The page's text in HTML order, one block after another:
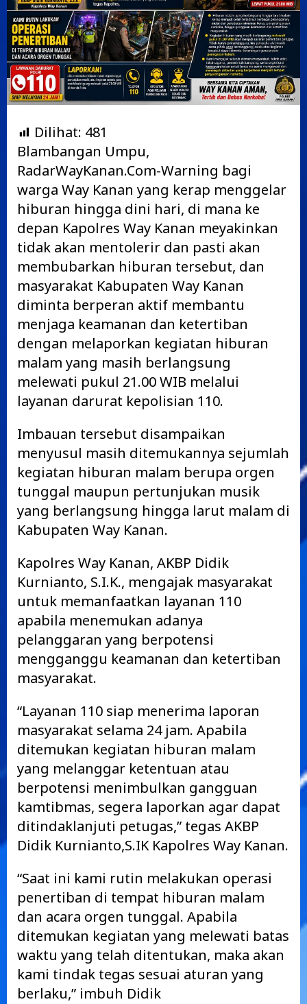
Dilihat: 481
Blambangan Umpu,
RadarWayKanan.Com-Warning bagi
warga Way Kanan yang kerap menggelar
hiburan hingga dini hari, di mana ke
depan Kapolres Way Kanan meyakinkan
tidak akan mentolerir dan pasti akan
membubarkan hiburan tersebut, dan
masyarakat Kabupaten Way Kanan
diminta berperan aktif membantu
menjaga keamanan dan ketertiban
dengan melaporkan kegiatan hiburan
malam yang masih berlangsung
melewati pukul 21.00 WIB melalui
layanan darurat kepolisian 110.
Imbauan tersebut disampaikan
menyusul masih ditemukannya sejumlah
kegiatan hiburan malam berupa orgen
tunggal maupun pertunjukan musik
yang berlangsung hingga larut malam di
Kabupaten Way Kanan.
Kapolres Way Kanan, AKBP Didik
Kurnianto, S.I.K., mengajak masyarakat
untuk memanfaatkan layanan 110
apabila menemukan adanya
pelanggaran yang berpotensi
mengganggu keamanan dan ketertiban
masyarakat.
“Layanan 110 siap menerima laporan
masyarakat selama 24 jam. Apabila
ditemukan kegiatan hiburan malam
yang melanggar ketentuan atau
berpotensi menimbulkan gangguan
kamtibmas, segera laporkan agar dapat
ditindaklanjuti petugas,” tegas AKBP
Didik Kurnianto,S.IK Kapolres Way Kanan.
“Saat ini kami rutin melakukan operasi
penertiban di tempat hiburan malam
dan acara orgen tunggal. Apabila
ditemukan kegiatan yang melewati batas
waktu yang telah ditentukan, maka akan
kami tindak tegas sesuai aturan yang
berlaku,” imbuh Didik